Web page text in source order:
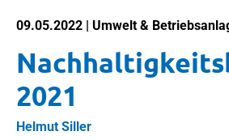
09.05.2022 | Umwelt &
2021
Helmut Siller